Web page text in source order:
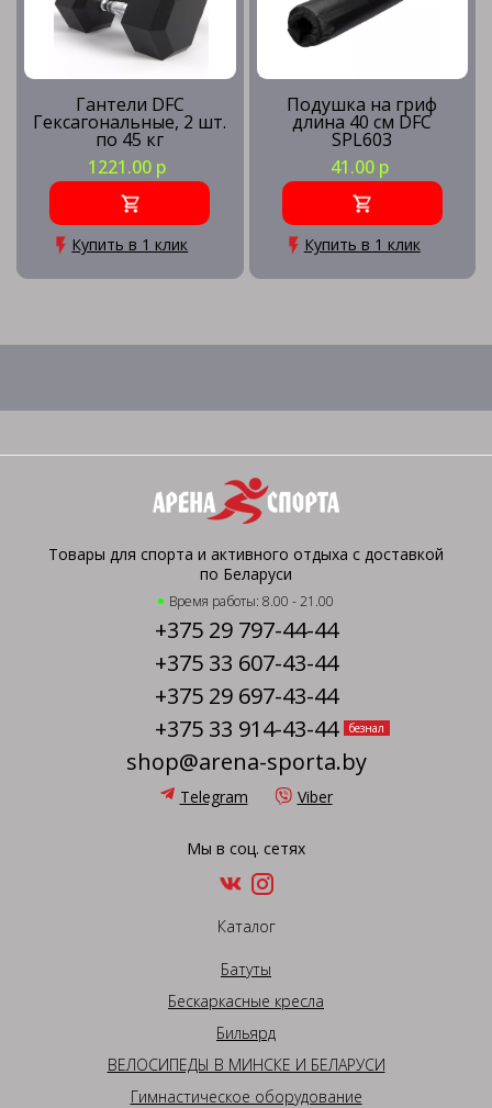
Гантели DFC
Гексагональные, 2 шт.
по 45 кг
1221.00 р
Купить в 1 клик
Подушка на гриф
длина 40 см DFC
SPL603
41.00 р
Купить в 1 клик
Товары для спорта и активного отдыха с доставкой
по Беларуси
Время работы: 8.00 - 21.00
+375 29 797-44-44
+375 33 607-43-44
+375 29 697-43-44
+375 33 914-43-44
безнал
shop@arena-sporta.by
Telegram Viber
Мы в соц. сетях
Каталог
Батуты
Бескаркасные кресла
Бильярд
ВЕЛОСИПЕДЫ В МИНСКЕ И БЕЛАРУСИ
Гимнастическое оборудование